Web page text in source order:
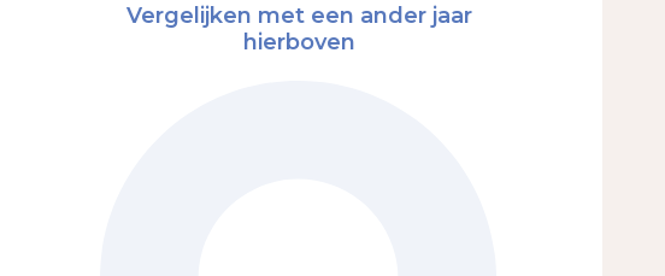
Vergelijken met een ander jaar
hierboven